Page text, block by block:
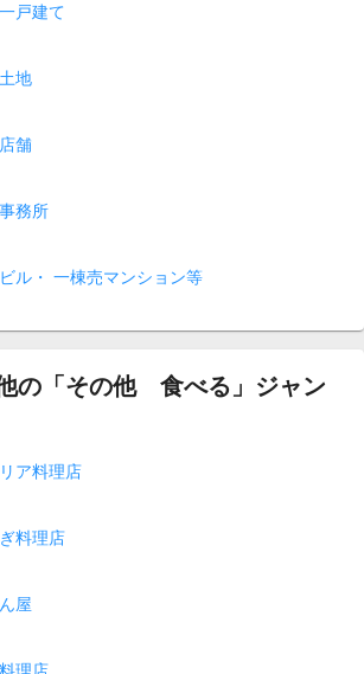
戸建て
地
舗
務所
ル・ 一棟売マンション等
の「その他 食べる」ジャン
ア料理店
料理店
屋
理店